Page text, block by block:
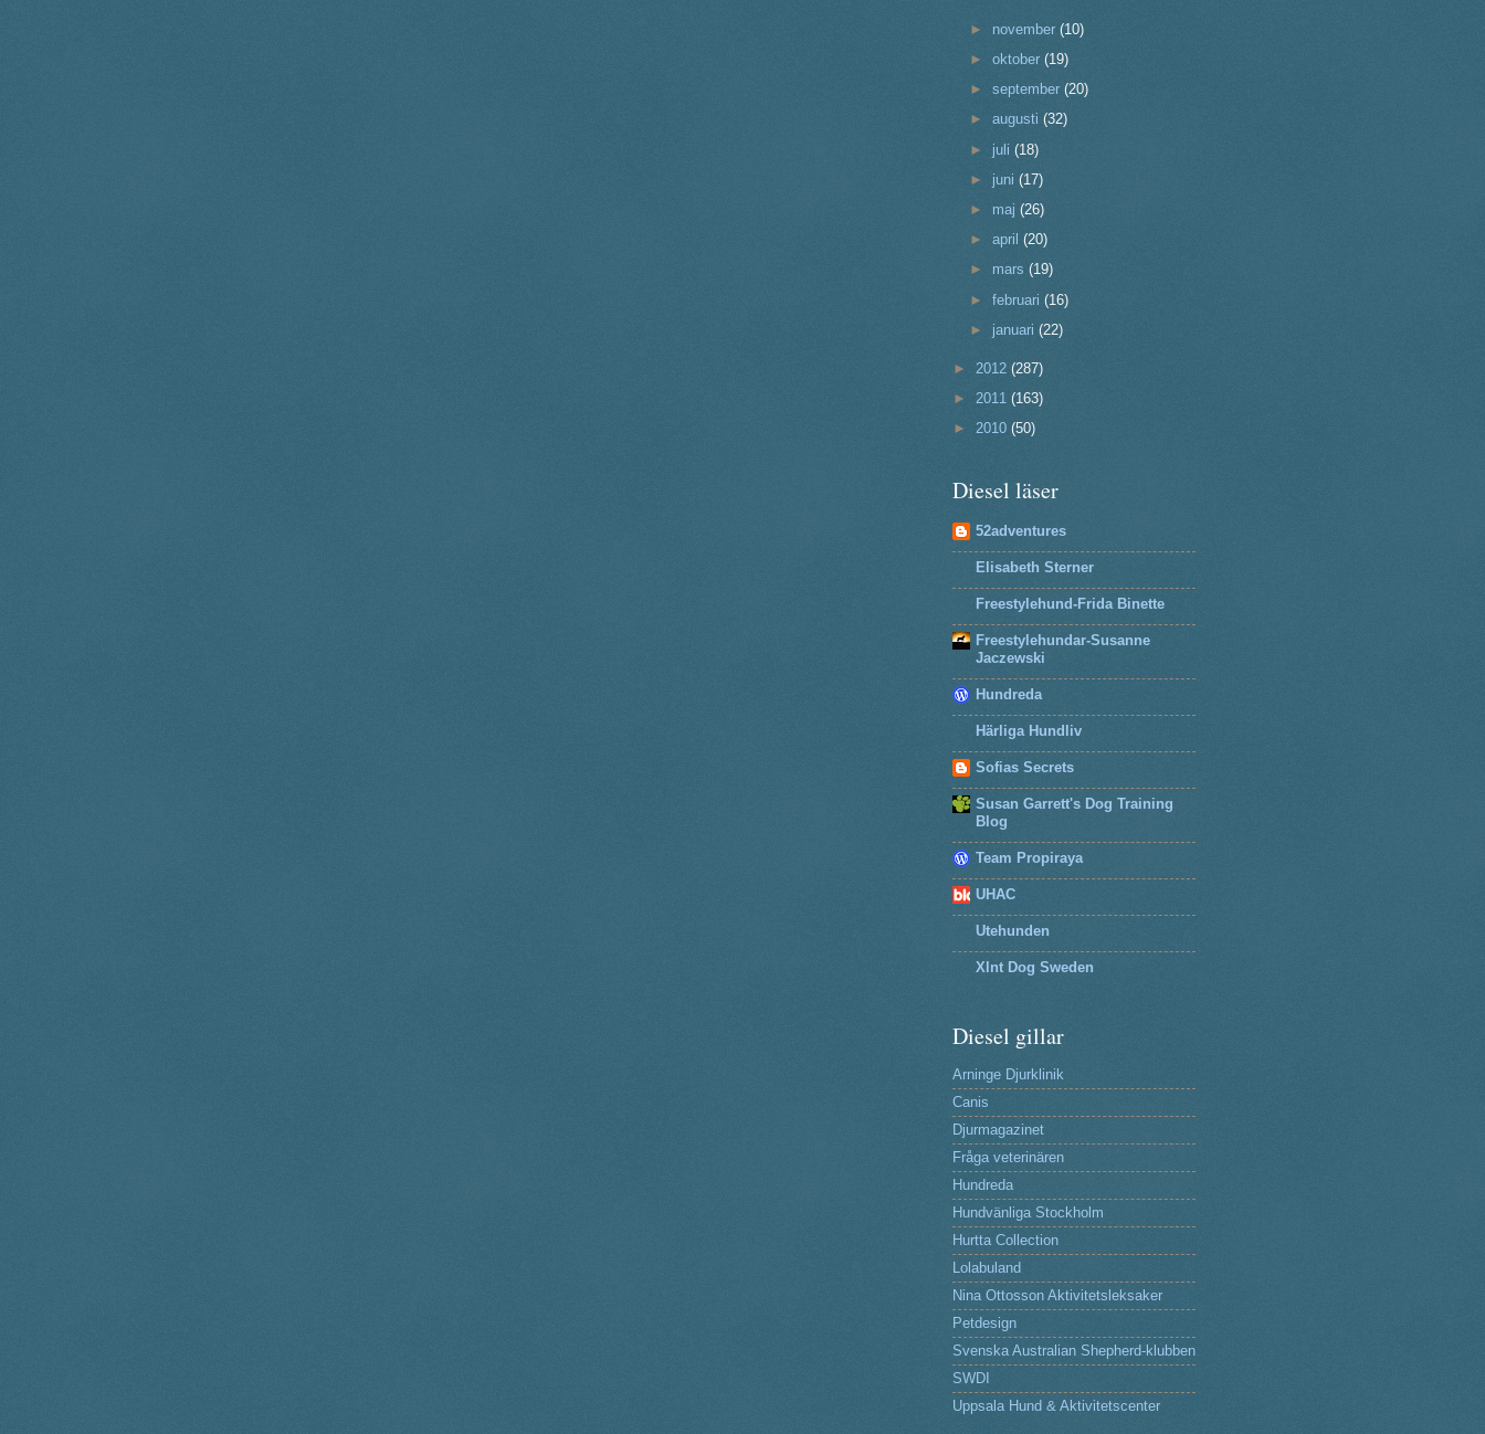
► november(10)
►oktober(19)
►september(20)
►augusti(32)
► juli(18)
► juni(17)
► maj(26)
►april(20)
► mars(19)
►februari(16)
► januari(22)
► 2012 (287)
► 2011 (163)
► 2010 (50)
Diesel läser
52adventures
Elisabeth Sterner
Freestylehund-Frida Binette
Freestylehundar-Susanne
Jaczewski
Hundreda
Härliga Hundliv
Sofias Secrets
Susan Garrett's Dog Training
Blog
Team Propiraya
UHAC
Utehunden
Xlnt Dog Sweden
Diesel gillar
Arninge Djurklinik
Canis
Djurmagazinet
Fråga veterinären
Hundreda
Hundvänliga Stockholm
Hurtta Collection
Lolabuland
Nina Ottosson Aktivitetsleksaker
Petdesign
Svenska Australian Shepherd-klubben
SWDI
Uppsala Hund & Aktivitetscenter